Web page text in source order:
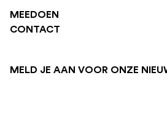
MEEDOEN
CONTACT
MELD JE AAN VOOR ONZE